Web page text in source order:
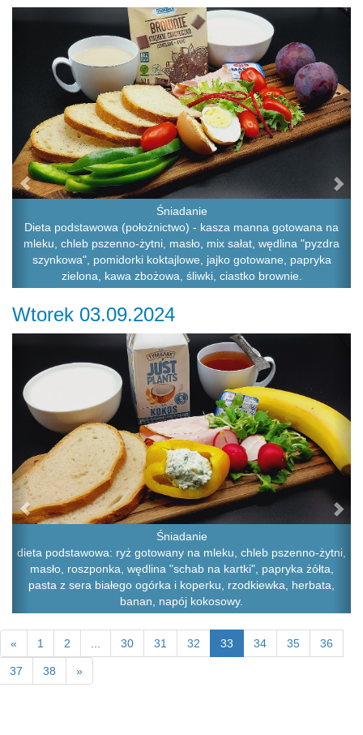
Śniadanie
Dieta podstawowa (położnictwo) - kasza manna gotowana na
mleku, chleb pszenno-żytni, masło, mix sałat, wędlina "pyzdra
szynkowa", pomidorki koktajlowe, jajko gotowane, papryka
zielona, kawa zbożowa, śliwki, ciastko brownie.
Previous
Wtorek 03.09.2024
Śniadanie
dieta podstawowa: ryż gotowany na mleku, chleb pszenno-żytni,
masło, roszponka, wędlina "schab na kartki", papryka żółta,
pasta z sera białego ogórka i koperku, rzodkiewka, herbata,
banan, napój kokosowy.
« 1 2 30 31 32 33 34 35 36
37 38 »